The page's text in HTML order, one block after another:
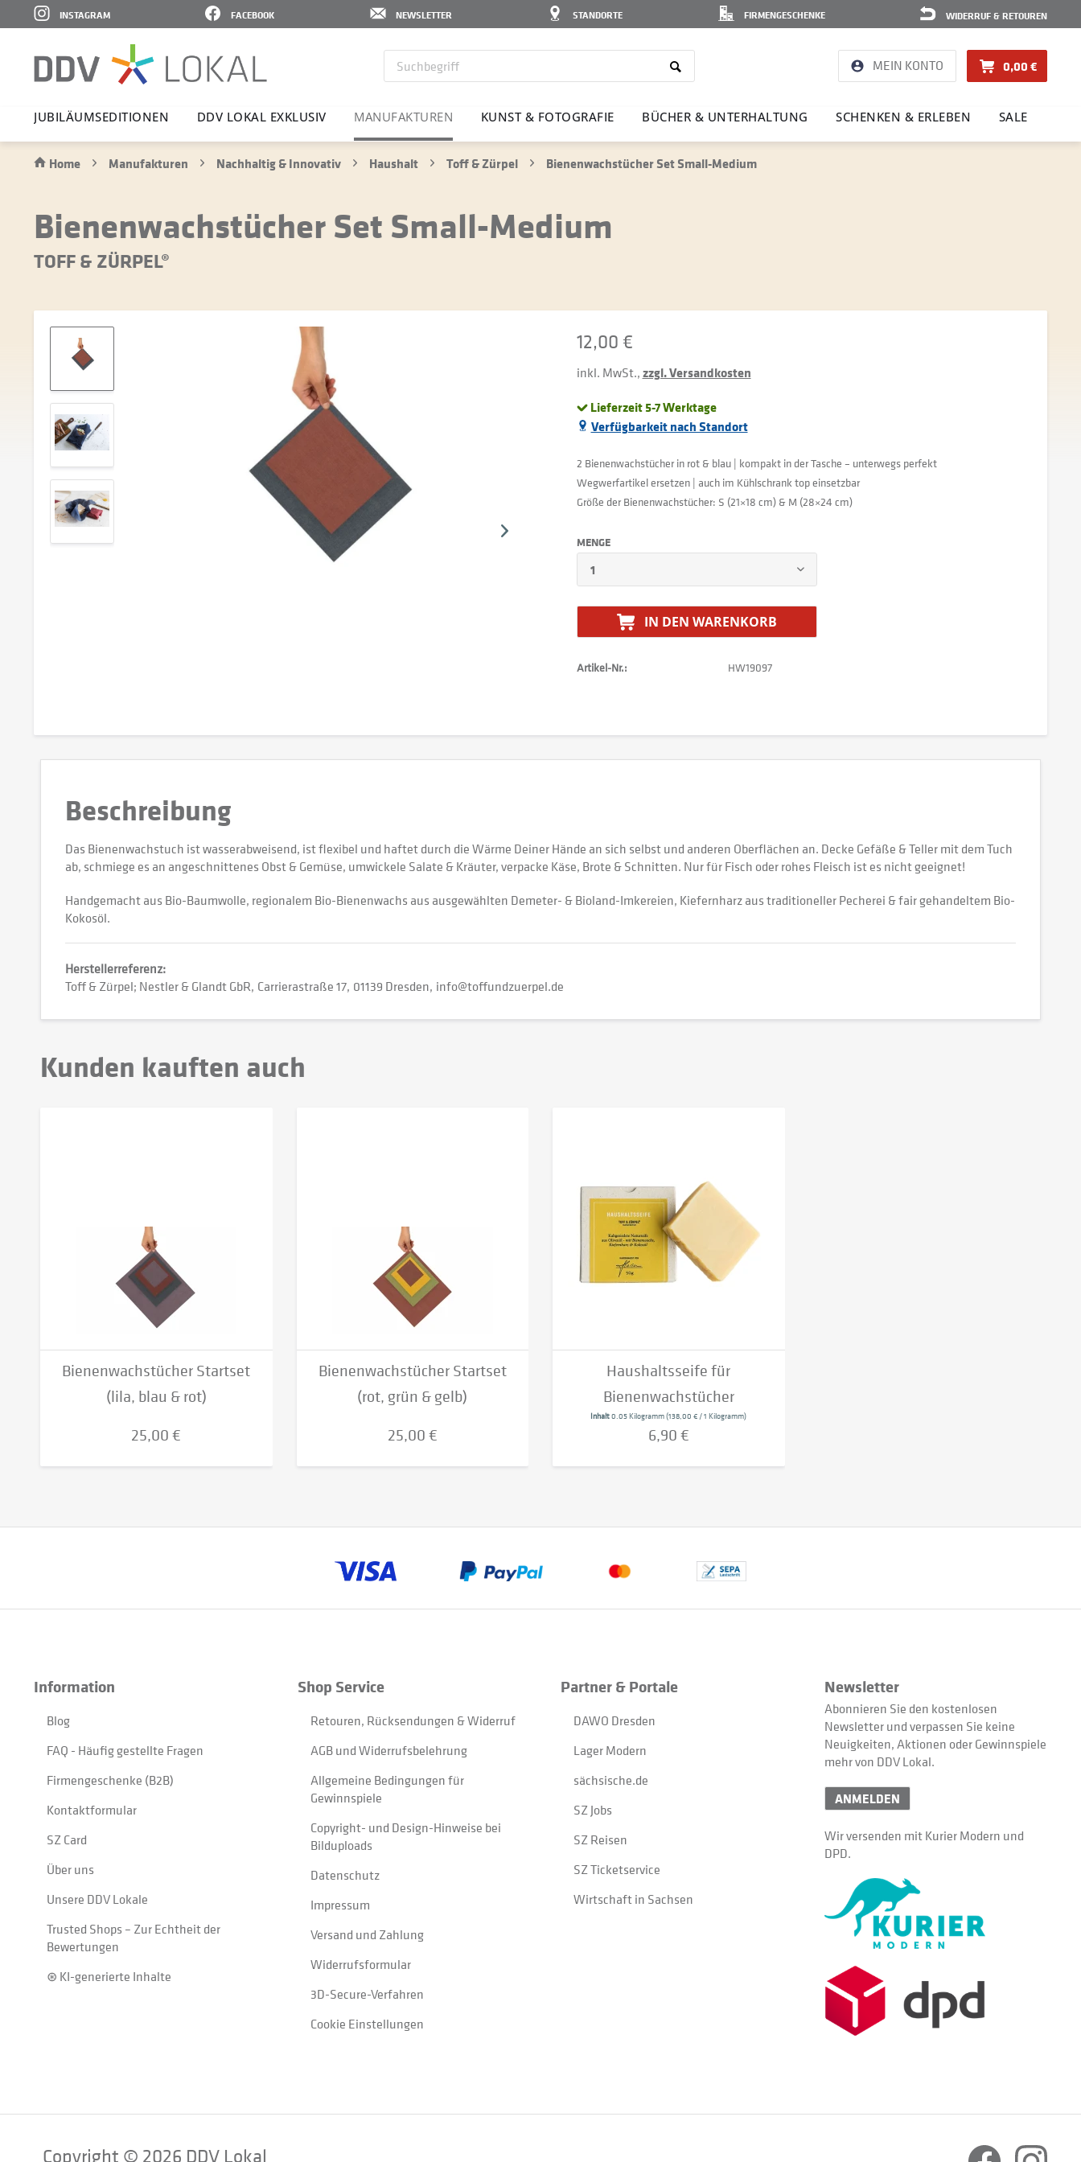
WIDERRUF & RETOUREN
FIRMENGESCHENKE
STANDORTE
NEWSLETTER
FACEBOOK
INSTAGRAM
MEIN KONTO 0,00 €
JUBI­LÄ­UMS­E­DI­TIONEN DDV LOKAL EXKLUSIV MANU­FAK­TUREN KUNST & FOTO­GRAFIE BÜCHER & UNTER­HAL­TUNG SCHENKEN & ERLEBEN SALE
Home Manufakturen Nachhaltig & Innovativ Haushalt Toff & Zürpel Bienenwachstücher Set Small-Medium
Bienenwachstücher Set Small-Medium
TOFF & ZÜRPEL®
12,00 €
inkl. MwSt.,zzgl. Versandkosten
Lieferzeit 5-7 Werktage
Verfügbarkeit nach Standort
2 Bienenwachstücher in rot & blau | kompakt in der Tasche – unterwegs perfekt
Wegwerfartikel ersetzen | auch im Kühlschrank top einsetzbar
Größe der Bienenwachstücher: S (21×18 cm) & M (28×24 cm)
MENGE
IN DEN WARENKORB
Artikel-Nr.: HW19097
Beschreibung
Das Bienenwachstuch ist wasserabweisend, ist flexibel und haftet durch die Wärme Deiner Hände an sich selbst und anderen Oberflächen an. Decke Gefäße & Teller mit dem Tuch
ab, schmiege es an angeschnittenes Obst & Gemüse, umwickele Salate & Kräuter, verpacke Käse, Brote & Schnitten. Nur für Fisch oder rohes Fleisch ist es nicht geeignet!
Handgemacht aus Bio-Baumwolle, regionalem Bio-Bienenwachs aus ausgewählten Demeter- & Bioland-Imkereien, Kiefernharz aus traditioneller Pecherei & fair gehandeltem Bio-
Kokosöl.
Herstellerreferenz:
Toff & Zürpel; Nestler & Glandt GbR Carrierastraße 17 01139 Dresden info@toffundzuerpel.de
Kunden kauften auch
Bienenwachstücher Startset
(lila, blau & rot)
25,00 €
Bienenwachstücher Startset
(rot, grün & gelb)
25,00 €
Haushaltsseife für
Bienenwachstücher
Inhalt0.05 Kilogramm(138,00 € / 1 Kilogramm)
6,90 €
Information
Blog
FAQ - Häufig gestellte Fragen
Firmengeschenke (B2B)
Kontaktformular
SZ Card
Über uns
Unsere DDV Lokale
Trusted Shops – Zur Echtheit der
Bewertungen
⊛ KI-generierte Inhalte
Shop Service
Retouren, Rücksendungen & Widerruf
AGB und Widerrufsbelehrung
Allgemeine Bedingungen für
Gewinnspiele
Copyright- und Design-Hinweise bei
Bilduploads
Datenschutz
Impressum
Versand und Zahlung
Widerrufsformular
3D-Secure-Verfahren
Cookie Einstellungen
Partner & Portale
DAWO Dresden
Lager Modern
sächsische.de
SZ Jobs
SZ Reisen
SZ Ticketservice
Wirtschaft in Sachsen
Newsletter
Abonnieren Sie den kostenlosen
Newsletter und verpassen Sie keine
Neuigkeiten, Aktionen oder Gewinnspiele
mehr von DDV Lokal.
ANMELDEN
Wir versenden mit Kurier Modern und
DPD.
Copyright © 2026 DDV Lokal